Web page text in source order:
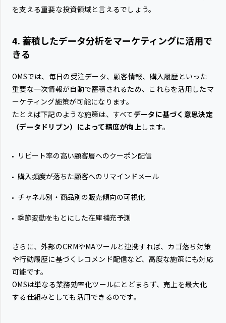
を支える重要な投資領域と言えるでしょう。
4. 蓄積したデータ分析をマーケティングに活用で
きる
OMSでは、毎日の受注データ、顧客情報、購入履歴といった
重要な一次情報が自動で蓄積されるため、これらを活用したマ
ーケティング施策が可能になります。
たとえば下記のような施策は、すべてデータに基づく意思決定
（データドリブン）によって精度が向上します。
リピート率の高い顧客層へのクーポン配信
購入頻度が落ちた顧客へのリマインドメール
チャネル別・商品別の販売傾向の可視化
季節変動をもとにした在庫補充予測
さらに、外部のCRMやMAツールと連携すれば、カゴ落ち対策
や行動履歴に基づくレコメンド配信など、高度な施策にも対応
可能です。
OMSは単なる業務効率化ツールにとどまらず、売上を最大化
する仕組みとしても活用できるのです。